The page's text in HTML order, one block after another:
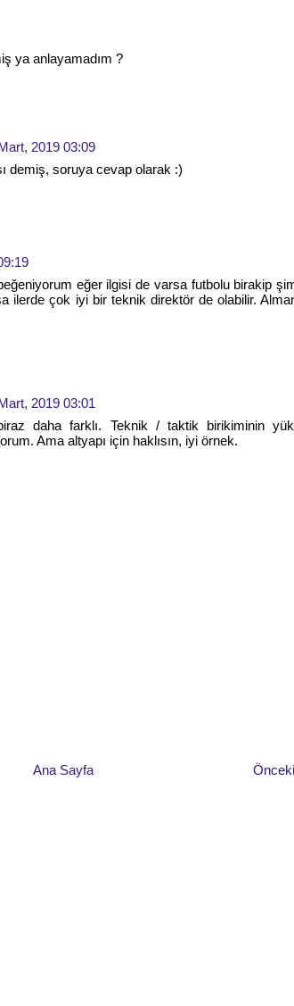
ya anlayamadım ?
2019 03:09
demiş, soruya cevap olarak :)
eğer ilgisi de varsa futbolu birakip
ilerde çok iyi bir teknik direktör de olabilir.
2019 03:01
daha farklı. Teknik / taktik birikiminin
Ama altyapı için haklısın, iyi örnek.
Ana Sayfa